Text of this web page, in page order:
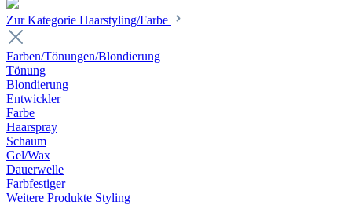
Zur Kategorie Haarstyling/Farbe
Farben/Tönungen/Blondierung
Tönung
Blondierung
Entwickler
Farbe
Haarspray
Schaum
Gel/Wax
Dauerwelle
Farbfestiger
Weitere Produkte Styling